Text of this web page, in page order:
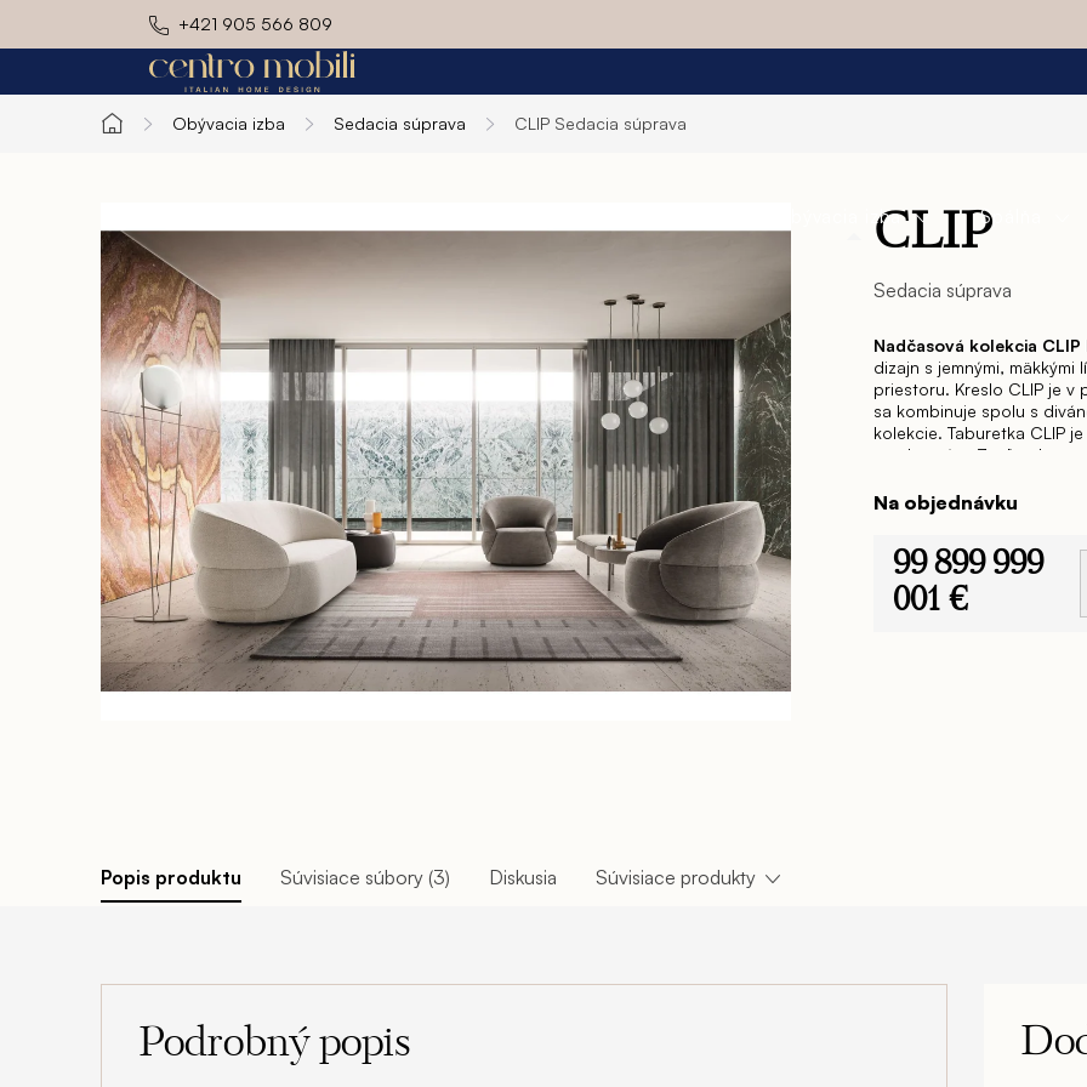
+421 905 566 809
Obývacia izba Spálňa
Domov
Obývacia izba Sedacia súprava CLIP Sedacia súprava
CLIP
Sedacia súprava
Nadčasová kolekcia CLIP
dizajn s jemnými,
priestoru. Kreslo CLIP je
sa kombinuje spolu s
kolekcie. Taburetka CLIP
predstavám. Zvoľte
prevedení a doplňte ho
Prevedenie vrchného
nadčasovými dizajnovými
a doprajte si útulný a vše
Na objednávku
99 899 999
001 €
Popis produktu Súvisiace súbory (3) Diskusia Súvisiace produkty
Podrobný popis